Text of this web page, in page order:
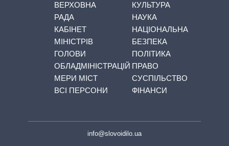
ВЕРХОВНА
РАДА
КАБІНЕТ
МІНІСТРІВ
ГОЛОВИ
ОБЛАДМІНІСТРАЦІЙ
МЕРИ МІСТ
ВСІ ПЕРСОНИ
КУЛЬТУРА
НАУКА
НАЦІОНАЛЬНА
БЕЗПЕКА
ПОЛІТИКА
ПРАВО
СУСПІЛЬСТВО
ФІНАНСИ
info@slovoidilo.ua